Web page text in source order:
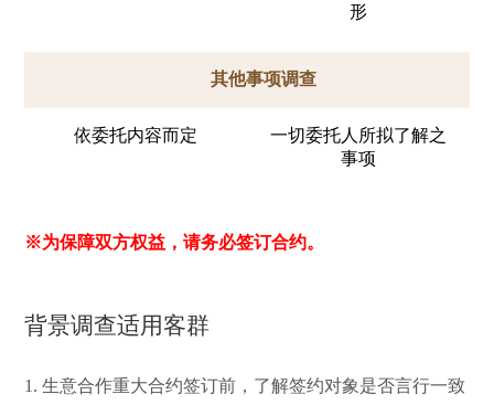
形
其他事项调查
依委托内容而定
一切委托人所拟了解之
事项
※为保障双方权益，请务必签订合约。
背景调查适用客群
1. 生意合作重大合约签订前，了解签约对象是否言行一致